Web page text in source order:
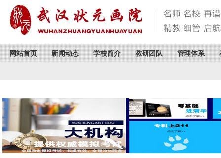
网站首页 新闻动态 学校简介 教研团队 管理体系